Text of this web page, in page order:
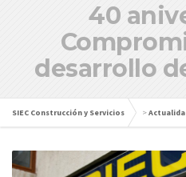
40
desarrollo
SIEC Construcción y Servicios >